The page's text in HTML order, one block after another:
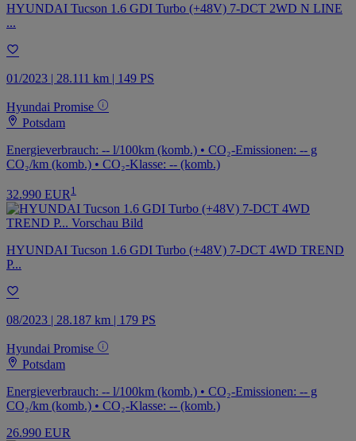
HYUNDAI Tucson 1.6 GDI Turbo (+48V) 7-DCT 2WD N LINE
...
01/2023 | 28.111 km | 149 PS
Hyundai Promise
Potsdam
Energieverbrauch: -- l/100km (komb.) • CO₂-Emissionen: -- g
CO₂/km (komb.) • CO₂-Klasse: -- (komb.)
32.990 EUR 1
HYUNDAI Tucson 1.6 GDI Turbo (+48V) 7-DCT 4WD TREND
P...
08/2023 | 28.187 km | 179 PS
Hyundai Promise
Potsdam
Energieverbrauch: -- l/100km (komb.) • CO₂-Emissionen: -- g
CO₂/km (komb.) • CO₂-Klasse: -- (komb.)
26.990 EUR